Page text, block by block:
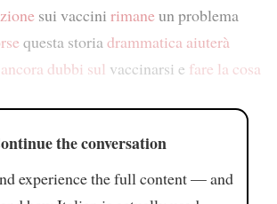
sui vaccini rimaneun problema
questa storiadrammatica aiuterà
dubbi sul vaccinarsi e fare la cosa
the conversation
experience the full content — and